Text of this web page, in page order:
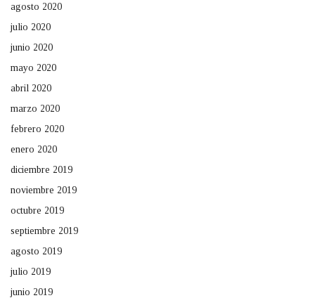
agosto 2020
julio 2020
junio 2020
mayo 2020
abril 2020
marzo 2020
febrero 2020
enero 2020
diciembre 2019
noviembre 2019
octubre 2019
septiembre 2019
agosto 2019
julio 2019
junio 2019